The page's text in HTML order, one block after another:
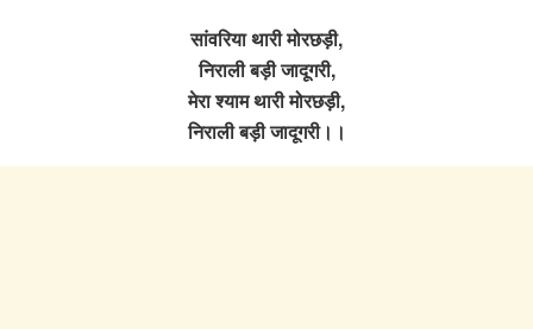
सांवरिया थारी मोरछड़ी,
निराली बड़ी जादूगरी,
मेरा श्याम थारी मोरछड़ी,
निराली बड़ी जादूगरी।।